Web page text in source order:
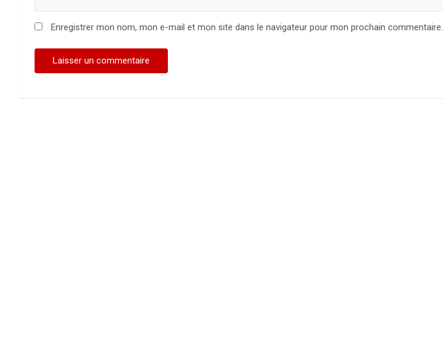
Enregistrer mon nom, mon e-mail et mon site dans le navigateur pour mon prochain commentaire.